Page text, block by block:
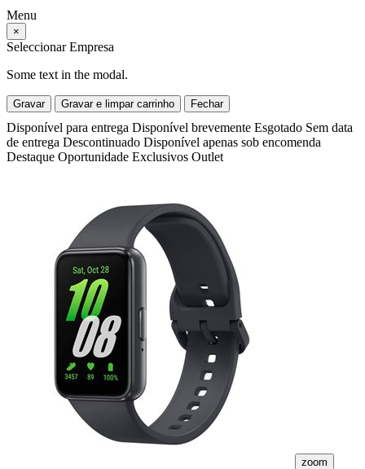
Menu
×
Seleccionar Empresa
Some text in the modal.
Gravar Gravar e limpar carrinho Fechar
Disponível para entrega Disponível brevemente Esgotado Sem data
de entrega Descontinuado Disponível apenas sob encomenda
Destaque Oportunidade Exclusivos Outlet
zoom